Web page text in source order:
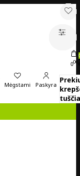
Mėgstami Paskyra
000